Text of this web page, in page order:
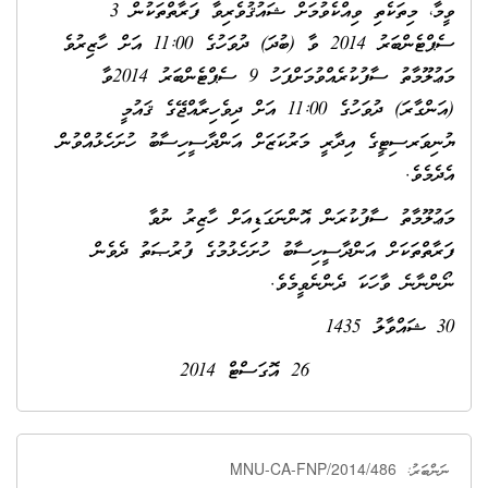
ވީމާ، މިތަކެތި ވިއްކެވުމަށް ޝައުޤުވެރިވާ ފަރާތްތަކުން 3
ސެޕްޓެންބަރު 2014 ވާ (ބުދަ) ދުވަހުގެ 11:00 އަށް ހާޒިރުވެ
މަޢުލޫމާތު ސާފުކުރެއްވުމަށްފަހު 9 ސެޕްޓެންބަރު 2014ވާ
(އަންގާރަ) ދުވަހުގެ 11:00 އަށް ދިވެހިރާއްޖޭގެ ޤައުމީ
ޔުނިވަރސިޓީގެ އިދާރީ މަރުކަޒަށް އަންދާސީހިސާބު ހުށަހެޅުއްވުން
އެދެމެވެ.
މަޢުލޫމާތު ސާފުކުރަން އޮންނަގަޑިއަށް ހާޒިރު ނުވާ
ފަރާތްތަކަށް އަންދާސީހިސާބު ހުށަހެޅުމުގެ ފުރުޞަތު ދެވެން
ނޯންނާނެ ވާހަކަ ދެންނެވީމެވެ.
30 ޝައްވާލު 1435
26 އޮގަސްޓް 2014
ނަންބަރު: MNU-CA-FNP/2014/486